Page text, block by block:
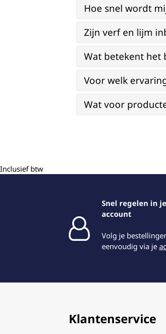
Hoe snel wordt
Zijn verf en lijm
Wat betekent het
Voor welk
Wat voor
Inclusief btw
Snel regelen in je
account
Volg je
eenvoudig via je
Klantenservice